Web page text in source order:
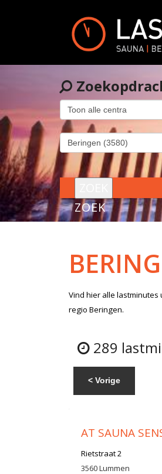
ZOEK
Vind hier alle lastminutes
regio Beringen.
289
< Vorige
AT SAUNA
Rietstraat 2
3560Lummen